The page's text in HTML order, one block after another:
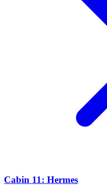
Cabin 11: Hermes